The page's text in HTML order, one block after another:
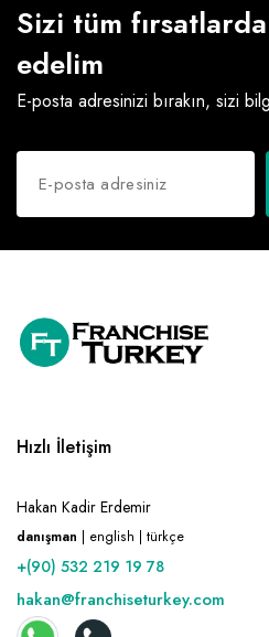
Sizi tüm
edelim
E-posta adresinizi bırakın, sizi
Hızlı İletişim
Hakan Kadir Erdemir
danışman | english | türkçe
+(90) 532 219 19 78
hakan@franchiseturkey.com